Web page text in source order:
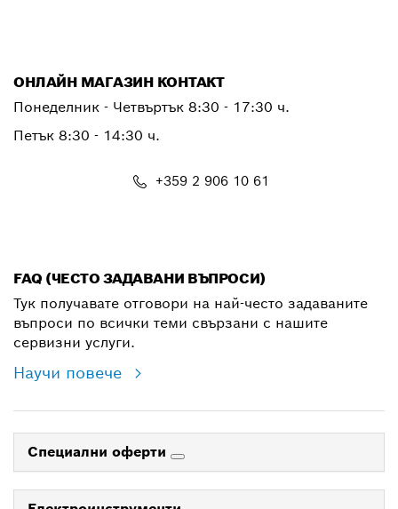
ОНЛАЙН МАГАЗИН КОНТАКТ
Понеделник - Четвъртък 8:30 - 17:30 ч.
Петък 8:30 - 14:30 ч.
+359 2 906 10 61
FAQ (ЧЕСТО ЗАДАВАНИ ВЪПРОСИ)
Тук получавате отговори на най-често задаваните
въпроси по всички теми свързани с нашите
сервизни услуги.
Научи повече
Специални оферти